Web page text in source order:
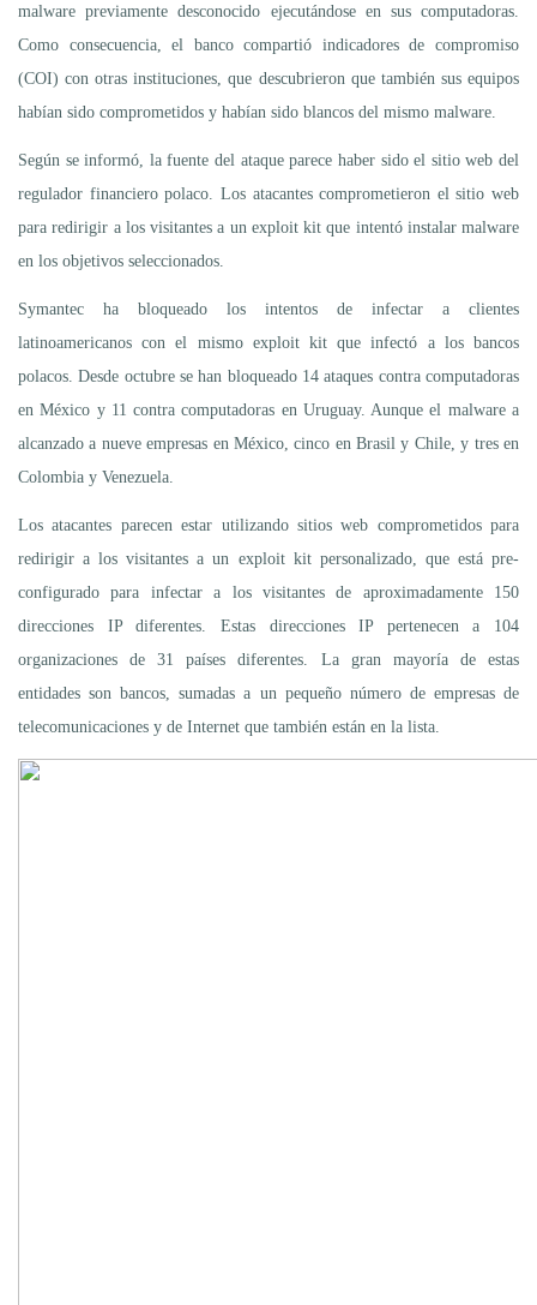
malware previamente desconocido ejecutándose en sus computadoras.
Como consecuencia, el banco compartió indicadores de compromiso
(COI) con otras instituciones, que descubrieron que también sus equipos
habían sido comprometidos y habían sido blancos del mismo malware.
Según se informó, la fuente del ataque parece haber sido el sitio web del
regulador financiero polaco. Los atacantes comprometieron el sitio web
para redirigir a los visitantes a un exploit kit que intentó instalar malware
en los objetivos seleccionados.
Symantec ha bloqueado los intentos de infectar a clientes
latinoamericanos con el mismo exploit kit que infectó a los bancos
polacos. Desde octubre se han bloqueado 14 ataques contra computadoras
en México y 11 contra computadoras en Uruguay. Aunque el malware a
alcanzado a nueve empresas en México, cinco en Brasil y Chile, y tres en
Colombia y Venezuela.
Los atacantes parecen estar utilizando sitios web comprometidos para
redirigir a los visitantes a un exploit kit personalizado, que está pre-
configurado para infectar a los visitantes de aproximadamente 150
direcciones IP diferentes. Estas direcciones IP pertenecen a 104
organizaciones de 31 países diferentes. La gran mayoría de estas
entidades son bancos, sumadas a un pequeño número de empresas de
telecomunicaciones y de Internet que también están en la lista.